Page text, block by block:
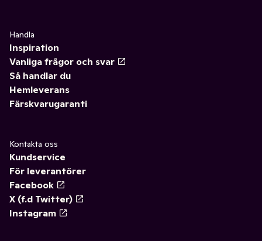
Handla
Inspiration
Vanliga frågor och svar
Så handlar du
Hemleverans
Färskvarugaranti
Kontakta oss
Kundservice
För leverantörer
Facebook
X (f.d Twitter)
Instagram